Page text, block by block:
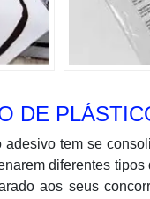
DE
tem se
diferentes
aos seus